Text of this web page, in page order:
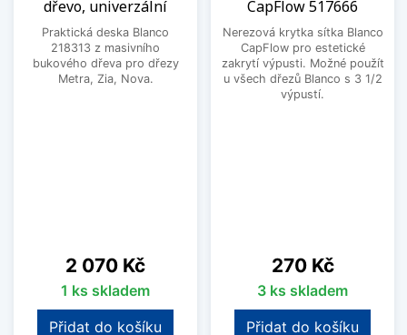
dřevo, univerzální
Praktická deska Blanco
218313 z masivního
bukového dřeva pro dřezy
Metra, Zia, Nova.
Cena
2 070 Kč
1 ks skladem
Přidat do košíku
CapFlow 517666
Nerezová krytka sítka Blanco
CapFlow pro estetické
zakrytí výpusti. Možné použít
u všech dřezů Blanco s 3 1/2
výpustí.
Cena
270 Kč
3 ks skladem
Přidat do košíku